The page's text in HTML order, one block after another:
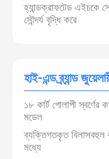
হ্যান্ডক্রাফটেড এইচকে
সৌন্দর্য বৃদ্ধি করে
হাই-এন্ড ব্র্যান্ড
১৮ কার্ট গোলাপী স্বর্ণের
মডেল
ব্যক্তিগতকৃত বিলাসবহুল
মধ্যে